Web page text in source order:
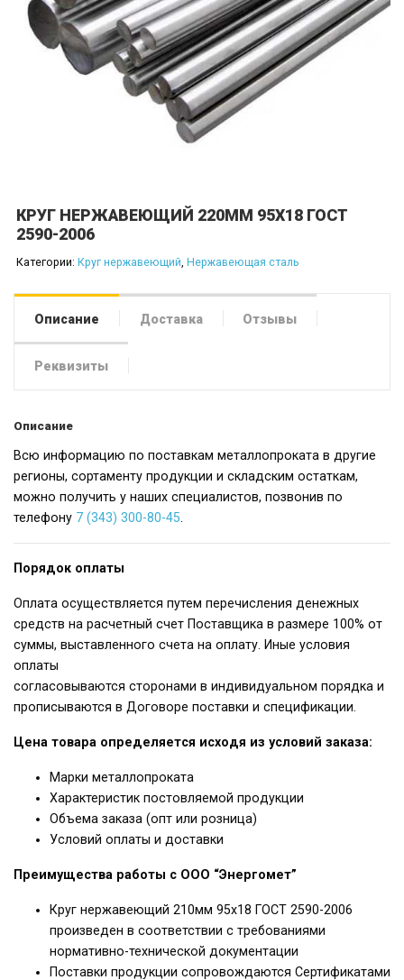
КРУГ НЕРЖАВЕЮЩИЙ 220ММ 95Х18 ГОСТ
2590-2006
Категории: Круг нержавеющий Нержавеющая сталь
Описание Доставка Отзывы
Реквизиты
Описание
Всю информацию по поставкам металлопроката в другие
регионы, сортаменту продукции и складским остаткам,
можно получить у наших специалистов, позвонив по
телефону 7 (343) 300-80-45
Порядок оплаты
Оплата осуществляется путем перечисления денежных
средств на расчетный счет Поставщика в размере 100% от
суммы, выставленного счета на оплату. Иные условия
оплаты
согласовываются сторонами в индивидуальном порядка и
прописываются в Договоре поставки и спецификации.
Цена товара определяется исходя из условий заказа:
Марки металлопроката
Характеристик постовляемой продукции
Объема заказа (опт или розница)
Условий оплаты и доставки
Преимущества работы с ООО “Энергомет”
Круг нержавеющий 210мм 95х18 ГОСТ 2590-2006
произведен в соответствии с требованиями
нормативно-технической документации
Поставки продукции сопровождаются Сертификатами